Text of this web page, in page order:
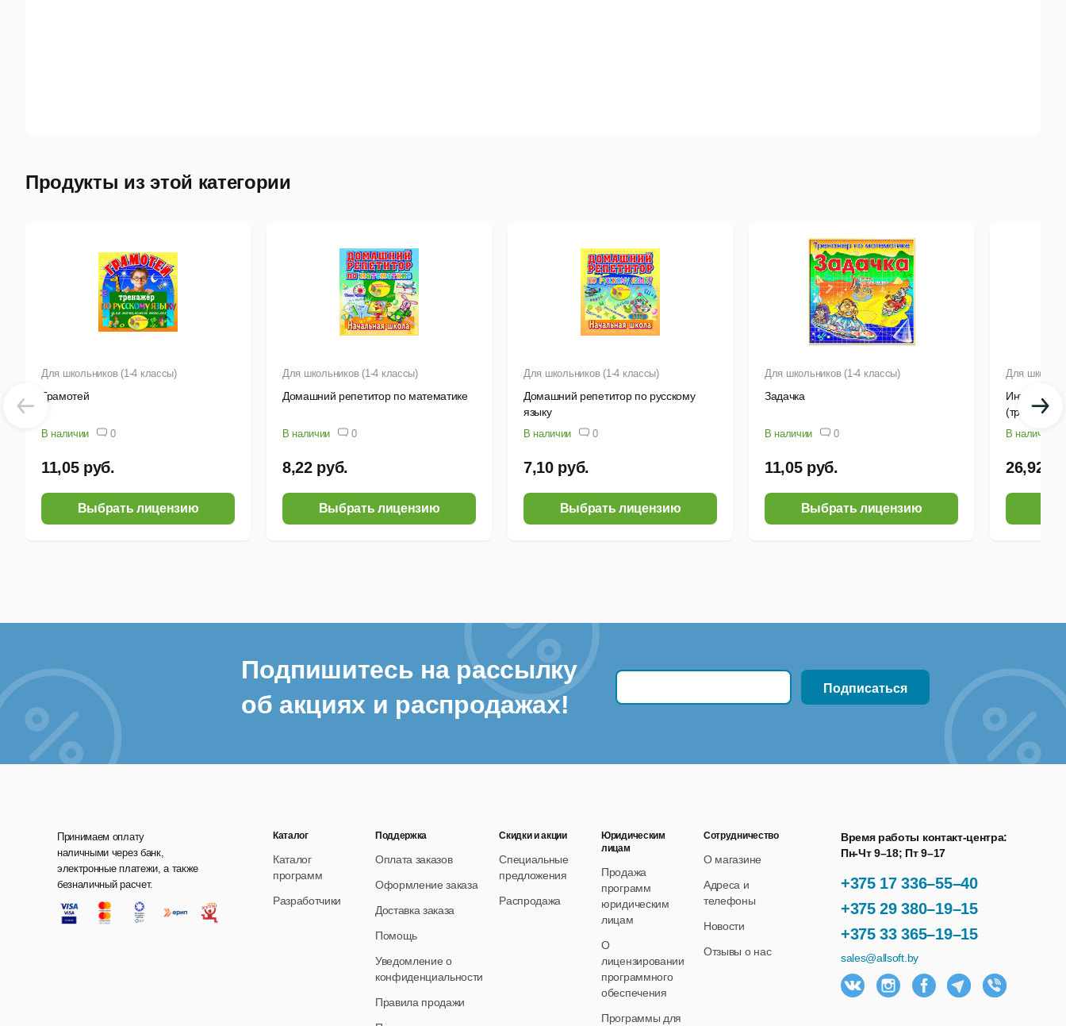
Продукты из этой категории
Для школьников (1-4 классы)
Грамотей
В наличии 0
11,05 руб.
Выбрать лицензию
Для школьников (1-4 классы)
Домашний репетитор по математике
В наличии 0
8,22 руб.
Выбрать лицензию
Для школьников (1-4 классы)
Домашний репетитор по русскому
языку
В наличии 0
7,10 руб.
Выбрать лицензию
Для школьников (1-4 классы)
Задачка
В наличии 0
11,05 руб.
Выбрать лицензию
Для
учебникам
В наличии
26,92
Подпишитесь на рассылку
об акциях и распродажах!
Принимаем оплату
наличными через банк,
электронные платежи, а также
безналичный расчет.
+375 17 336–55–40
+375 29 380–19–15
+375 33 365–19–15
Время работы контакт-центра:
Пн-Чт 9–18; Пт 9–17
sales@allsoft.by
Каталог
Каталог
программ
Разработчики
Поддержка
Оплата заказов
Оформление заказа
Доставка заказа
Помощь
Уведомление о
конфиденциальности
Правила продажи
Скидки и акции
Специальные
предложения
Распродажа
Юридическим
лицам
Продажа
программ
юридическим
лицам
О
лицензировании
программного
обеспечения
Программы для
Сотрудничество
О магазине
Адреса и
телефоны
Новости
Отзывы о нас